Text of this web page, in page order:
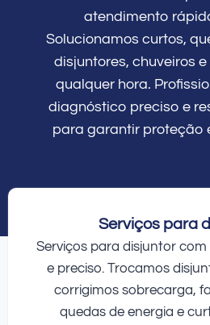
atendimento
Solucionamos curtos,
disjuntores, chuveiros
qualquer hora.
diagnóstico preciso e
para garantir proteção
Serviços para
Serviços para disjuntor
e preciso. Trocamos
corrigimos sobrecarga,
quedas de energia e